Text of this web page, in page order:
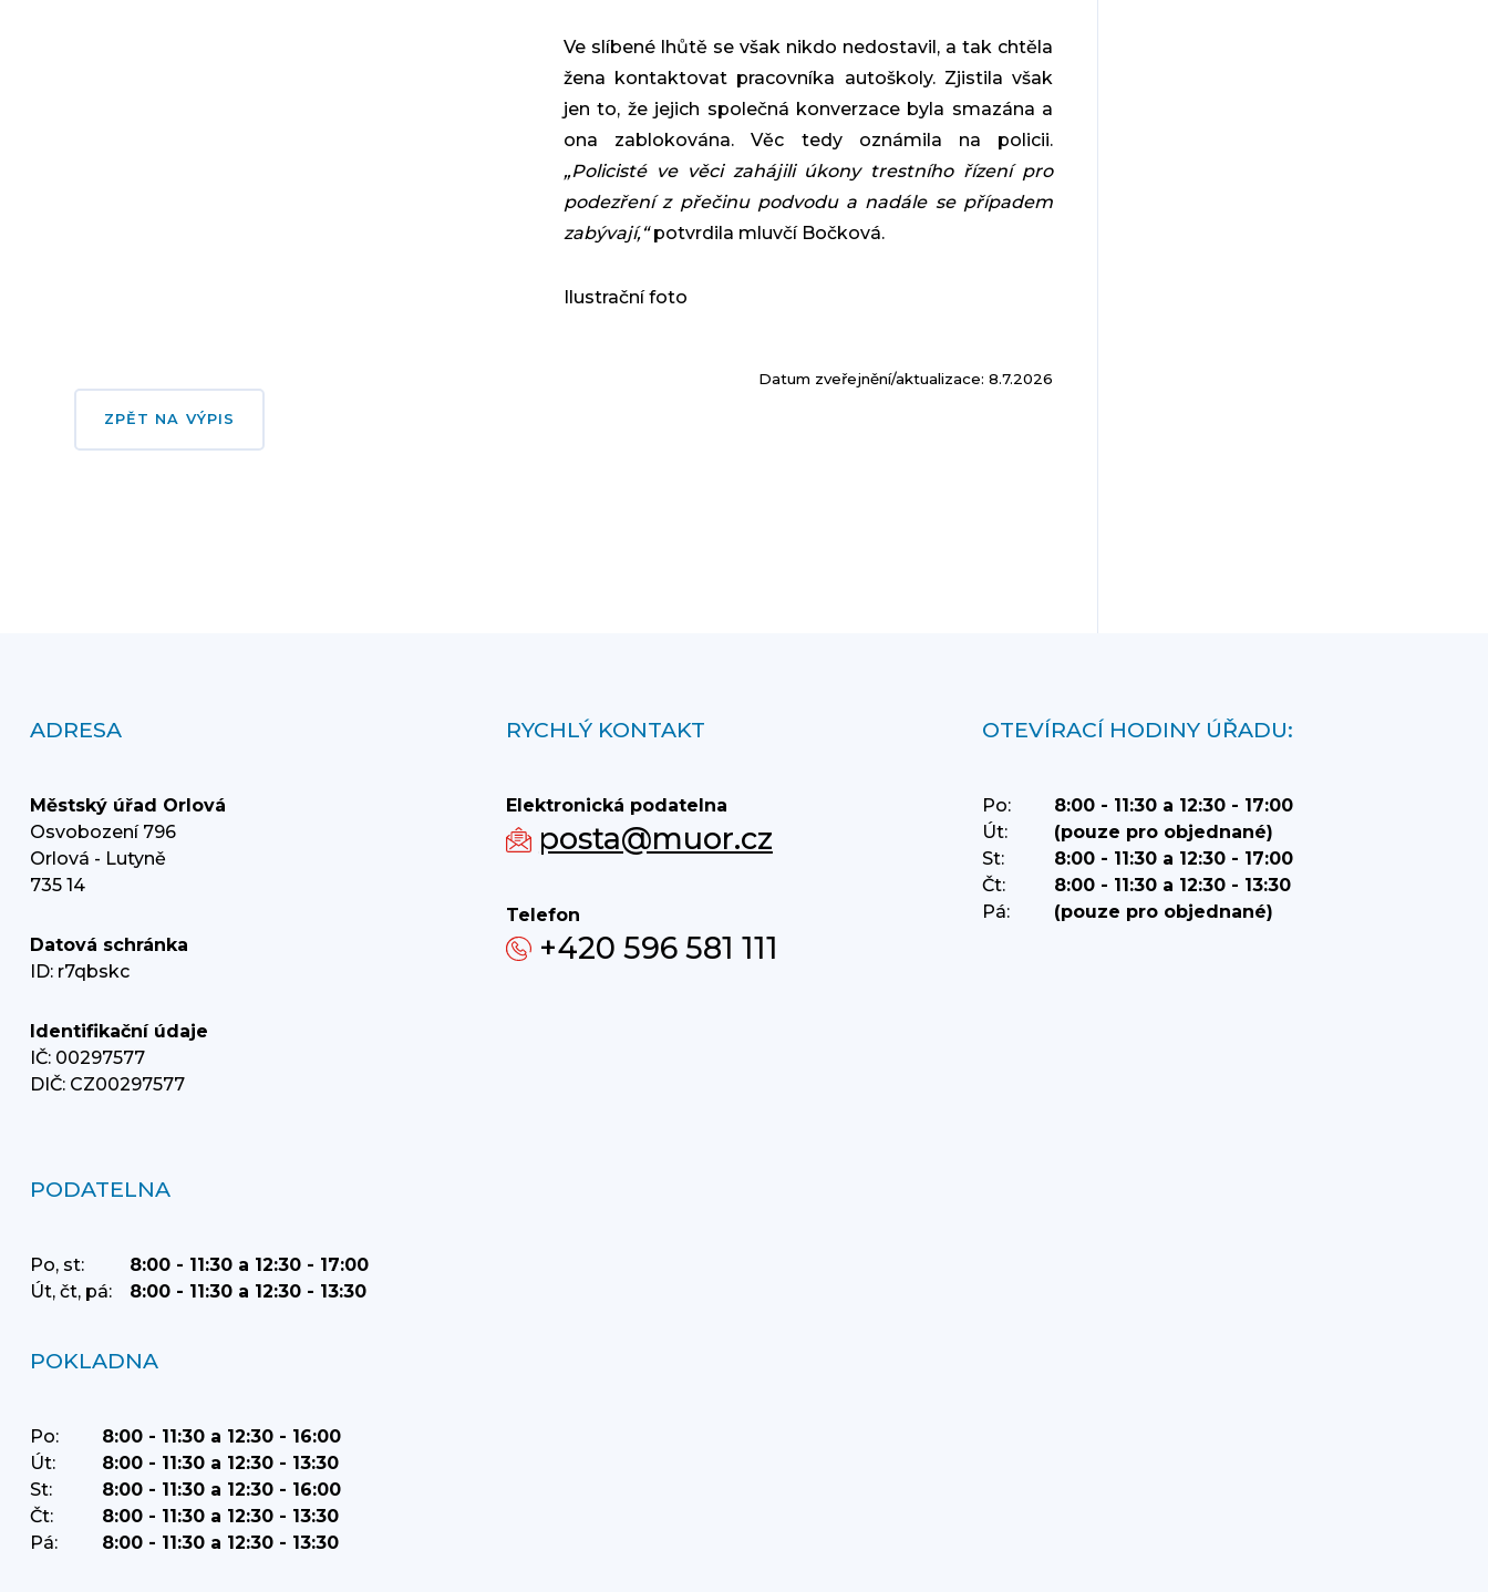
Ve slíbené lhůtě se však nikdo nedostavil, a tak chtěla
žena kontaktovat pracovníka autoškoly. Zjistila však
jen to, že jejich společná konverzace byla smazána a
ona zablokována. Věc tedy oznámila na policii.
„Policisté ve věci zahájili úkony trestního řízení pro
podezření z přečinu podvodu a nadále se případem
zabývají,“potvrdila mluvčí Bočková.
Ilustrační foto
Datum zveřejnění/aktualizace: 8.7.2026
ZPĚT NA VÝPIS
ADRESA
Městský úřad Orlová
Osvobození 796
Orlová - Lutyně
735 14
Datová schránka
ID: r7qbskc
Identifikační údaje
IČ: 00297577
DIČ: CZ00297577
RYCHLÝ KONTAKT
Elektronická podatelna
posta@muor.cz
Telefon
+420 596 581 111
OTEVÍRACÍ HODINY ÚŘADU:
Po:
8:00 - 11:30 a 12:30 - 17:00
Út:
(pouze pro objednané)
St:
8:00 - 11:30 a 12:30 - 17:00
Čt:
8:00 - 11:30 a 12:30 - 13:30
Pá:
(pouze pro objednané)
PODATELNA
Po, st:
8:00 - 11:30 a 12:30 - 17:00
Út, čt, pá:
8:00 - 11:30 a 12:30 - 13:30
POKLADNA
Po:
8:00 - 11:30 a 12:30 - 16:00
Út:
8:00 - 11:30 a 12:30 - 13:30
St:
8:00 - 11:30 a 12:30 - 16:00
Čt:
8:00 - 11:30 a 12:30 - 13:30
Pá:
8:00 - 11:30 a 12:30 - 13:30